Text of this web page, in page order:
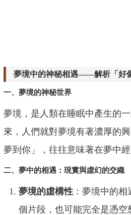
夢境中的神秘相遇——解析「好
一、夢境的神秘世界
夢境，是人類在睡眠中產生的
來，人們就對夢境有著濃厚的
夢到你」，往往意味著在夢中
二、夢中的相遇：現實與虛幻的交織
夢境的虛構性 ：夢境中的
個片段，也可能完全是憑